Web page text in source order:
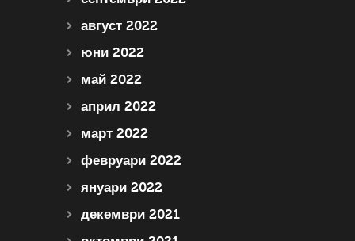
август 2022
юни 2022
май 2022
април 2022
март 2022
февруари 2022
януари 2022
декември 2021